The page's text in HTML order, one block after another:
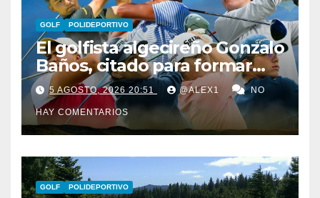
GOLF POLIDEPORTIVO
El golfista algecireño Gonzalo
Baños, citado para formar
parte del equipo europeo en
el Jacques Léglise Trophy
5 AGOSTO, 2026 20:51 @ALEX1 NO
HAY COMENTARIOS
GOLF POLIDEPORTIVO